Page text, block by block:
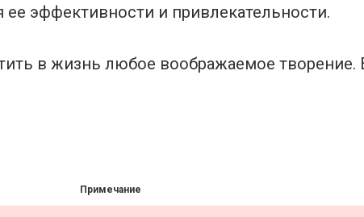
ее эффективности и привлекательности.
в жизнь любое воображаемое творение.
Примечание